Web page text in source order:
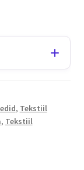
, Tekstiil
, Tekstiil